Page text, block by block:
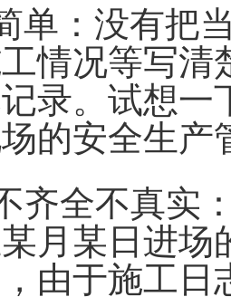
单： 没有把
情况等写
录。试想
的安全生产
齐全不真实
月某日进
由于施工